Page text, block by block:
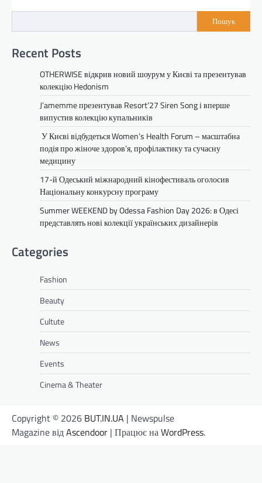
Пошук
Recent Posts
OTHERWISE відкрив новий шоурум у Києві та презентував
колекцію Hedonism
J’amemme презентував Resort’27 Siren Song і вперше
випустив колекцію купальників
У Києві відбудеться Women’s Health Forum – масштабна
подія про жіноче здоров’я, профілактику та сучасну
медицину
17-й Одеський міжнародний кінофестиваль оголосив
Національну конкурсну програму
Summer WEEKEND by Odessa Fashion Day 2026: в Одесі
представлять нові колекції українських дизайнерів
Categories
Fashion
Beauty
Cultute
News
Events
Cinema & Theater
Copyright © 2026 BUT.IN.UA | Newspulse
Magazine відAscendoor | Працює наWordPress.